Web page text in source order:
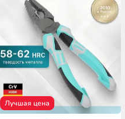
Лучшая цена